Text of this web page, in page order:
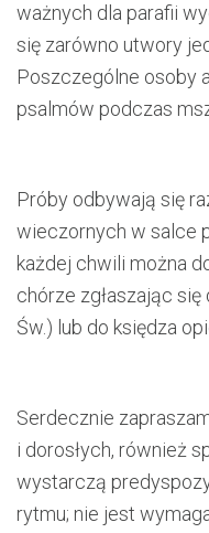
ważnych dla parafii
się zarówno utwory
Poszczególne osoby
psalmów podczas
Próby odbywają się
wieczornych w salce
każdej chwili można
chórze zgłaszając
Św.) lub do księdza
Serdecznie
i dorosłych, również
wystarczą
rytmu; nie jest